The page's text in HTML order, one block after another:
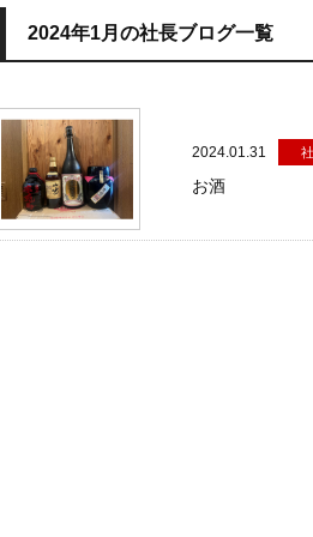
2024年1月の社長ブログ一覧
2024.01.31
お酒